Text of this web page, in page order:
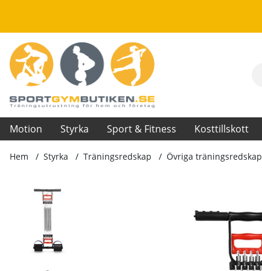
Motion Styrka Sport & Fitness Kosttillskott
Hem Styrka Träningsredskap Övriga träningsredskap
Produktbilder Chest Expander